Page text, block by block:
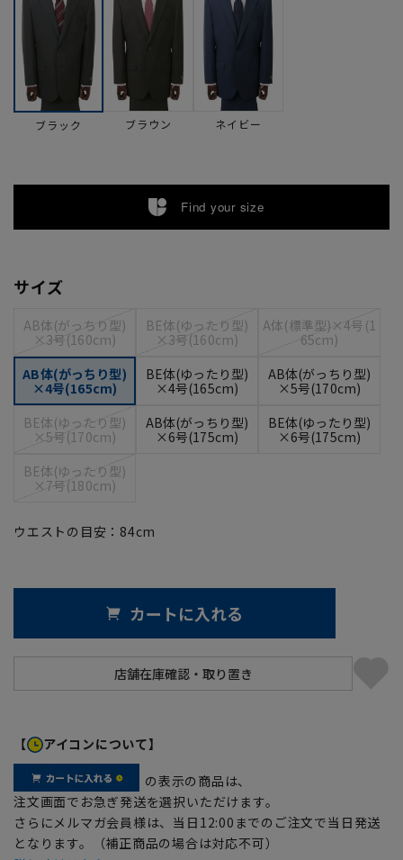
ブラック ブラウン ネイビー
Find your size
サイズ
AB体(がっちり型)
×3号(160cm)
BE体(ゆったり型)
×3号(160cm)
A体(標準型)×4号(1
65cm)
AB体(がっちり型)
×4号(165cm)
BE体(ゆったり型)
×4号(165cm)
AB体(がっちり型)
×5号(170cm)
BE体(ゆったり型)
×5号(170cm)
AB体(がっちり型)
×6号(175cm)
BE体(ゆったり型)
×6号(175cm)
BE体(ゆったり型)
×7号(180cm)
ウエストの目安： 84cm
カートに入れる
【 アイコンについて】
の表示の商品は、
注文画面でお急ぎ発送を選択いただけます。
さらにメルマガ会員様は、当日12:00までのご注文で当日発送
となります。（補正商品の場合は対応不可）